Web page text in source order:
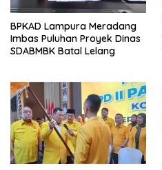
BPKAD Lampura Meradang
Imbas Puluhan Proyek Dinas
SDABMBK Batal Lelang